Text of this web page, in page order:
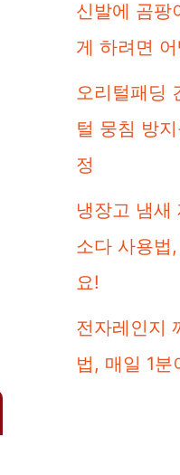
신발에 곰팡
게 하려면
오리털패딩
털 뭉침 방
정
냉장고 냄새
소다 사용법
요!
전자레인지
법, 매일 1분